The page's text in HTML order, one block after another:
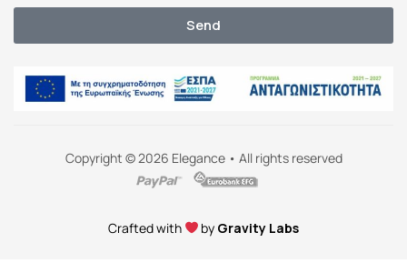
Send
Copyright © 2026 Elegance • All rights reserved
Crafted with by Gravity Labs